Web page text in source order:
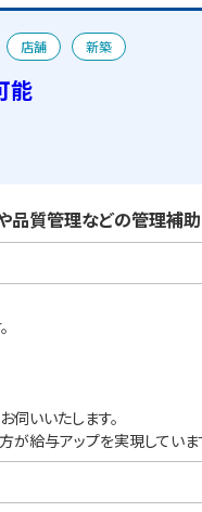
店舗
新築
能
質管理などの管理補助
伺いいたします。
給与アップを実現していま